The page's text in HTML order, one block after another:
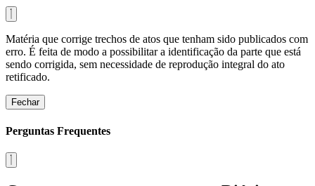
Matéria que corrige trechos de atos que tenham sido publicados com
erro. É feita de modo a possibilitar a identificação da parte que está
sendo corrigida, sem necessidade de reprodução integral do ato
retificado.
Fechar
Perguntas Frequentes